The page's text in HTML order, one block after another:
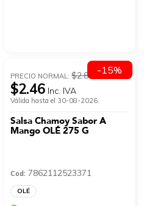
PRECIO NORMAL:$2.89
$2.46 Inc. IVA
Válida hasta el 30-08-2026.
Salsa Chamoy Sabor A
Mango OLÉ 275 G
Cod: 7862112523371
OLÉ
-15%